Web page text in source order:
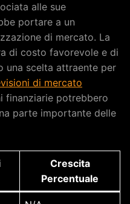
alle sue
portare a un
di mercato. La
di costo favorevole e di
una scelta attraente per
di mercato
finanziarie potrebbero
parte importante delle
Crescita
Percentuale